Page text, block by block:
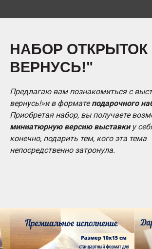
НАБОР ОТКРЫТОК
ВЕРНУСЬ!"
Предлагаю вам познакомиться с
вернусь!»и в форматеподарочного
Приобретая набор, вы получаете
миниатюрную версию выставкиу
конечно, подарить тем, кого эта тема
непосредственно затронула.